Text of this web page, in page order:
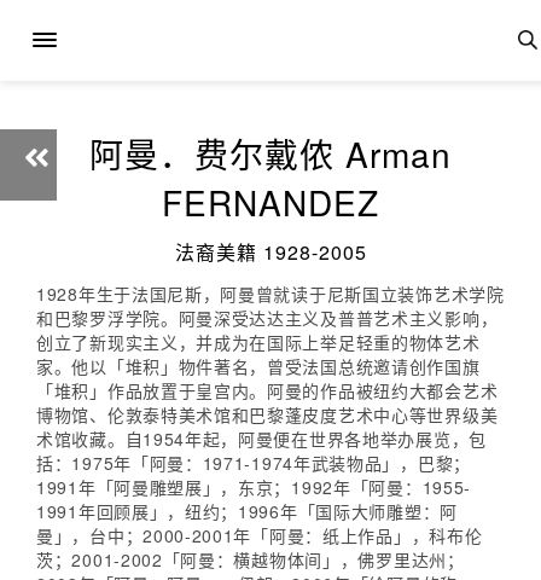
阿曼．费尔戴侬 Arman
FERNANDEZ
法裔美籍 1928-2005
1928年生于法国尼斯，阿曼曾就读于尼斯国立装饰艺术学院
和巴黎罗浮学院。阿曼深受达达主义及普普艺术主义影响，
创立了新现实主义，并成为在国际上举足轻重的物体艺术
家。他以「堆积」物件著名，曾受法国总统邀请创作国旗
「堆积」作品放置于皇宫内。阿曼的作品被纽约大都会艺术
博物馆、伦敦泰特美术馆和巴黎蓬皮度艺术中心等世界级美
术馆收藏。自1954年起，阿曼便在世界各地举办展览，包
括：1975年「阿曼：1971-1974年武装物品」，巴黎；
1991年「阿曼雕塑展」，东京；1992年「阿曼：1955-
1991年回顾展」，纽约；1996年「国际大师雕塑：阿
曼」，台中；2000-2001年「阿曼：纸上作品」，科布伦
茨；2001-2002「阿曼：横越物体间」，佛罗里达州；